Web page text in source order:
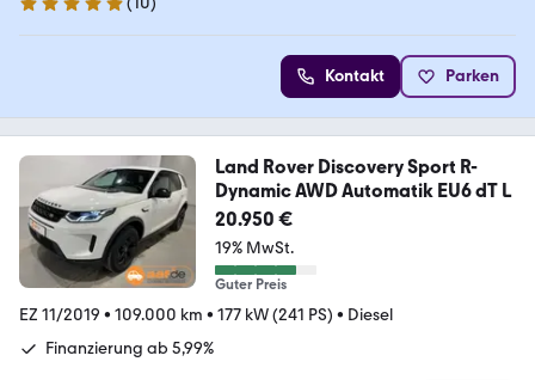
5 Sterne
Kontakt Parken
Land Rover Discovery Sport R-
Dynamic AWD Automatik EU6 dT L
20.950 €
19% MwSt.
Guter Preis
EZ 11/2019 • 109.000 km • 177 kW (241 PS) • Diesel
Finanzierung ab 5,99%